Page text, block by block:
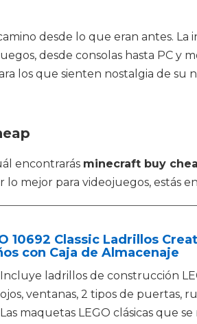
desde lo que eran antes.
desde consolas hasta PC y
los que sienten nostalgia de
encontrarás minecraft buy
mejor para videojuegos, estás
10692 Classic Ladrillos
con Caja de Almacenaje
Incluye ladrillos de construcción
ojos, ventanas, 2 tipos de puertas,
Las maquetas LEGO clásicas que